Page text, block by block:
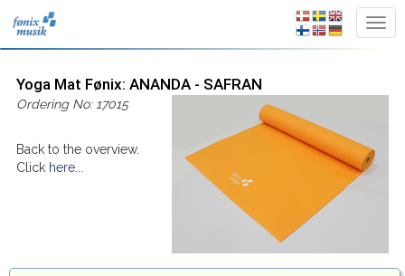
Yoga Mat Fønix: ANANDA - SAFRAN
Ordering No: 17015
Back to the overview.
Click here...